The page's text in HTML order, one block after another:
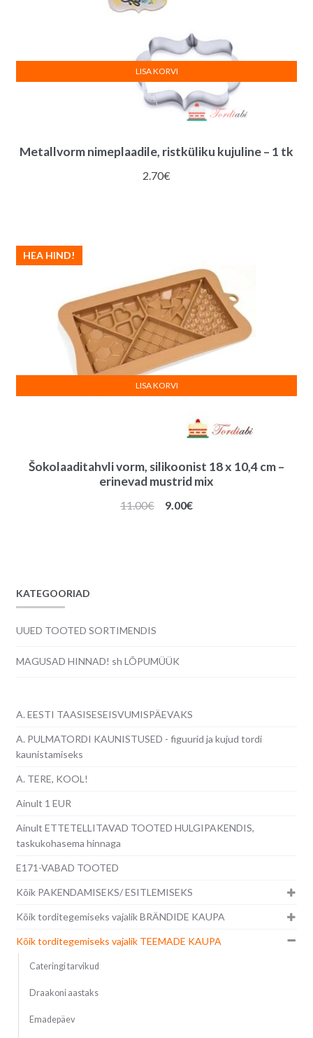
Metallvorm nimeplaadile, ristküliku kujuline – 1 tk
2.70€
LISA KORVI
Šokolaaditahvli vorm, silikoonist 18 x 10,4 cm –
erinevad mustrid mix
HEA HIND!
11.00€
Algne
9.00€Praegune
LISA KORVI
KATEGOORIAD
UUED TOOTED SORTIMENDIS
MAGUSAD HINNAD! sh LÕPUMÜÜK
A. EESTI TAASISESEISVUMISPÄEVAKS
A. PULMATORDI KAUNISTUSED - figuurid ja kujud tordi
kaunistamiseks
A. TERE, KOOL!
Ainult 1 EUR
Ainult ETTETELLITAVAD TOOTED HULGIPAKENDIS,
taskukohasema hinnaga
E171-VABAD TOOTED
Kõik PAKENDAMISEKS/ ESITLEMISEKS
Kõik torditegemiseks vajalik BRÄNDIDE KAUPA
Kõik torditegemiseks vajalik TEEMADE KAUPA
Cateringi tarvikud
Draakoni aastaks
Emadepäev